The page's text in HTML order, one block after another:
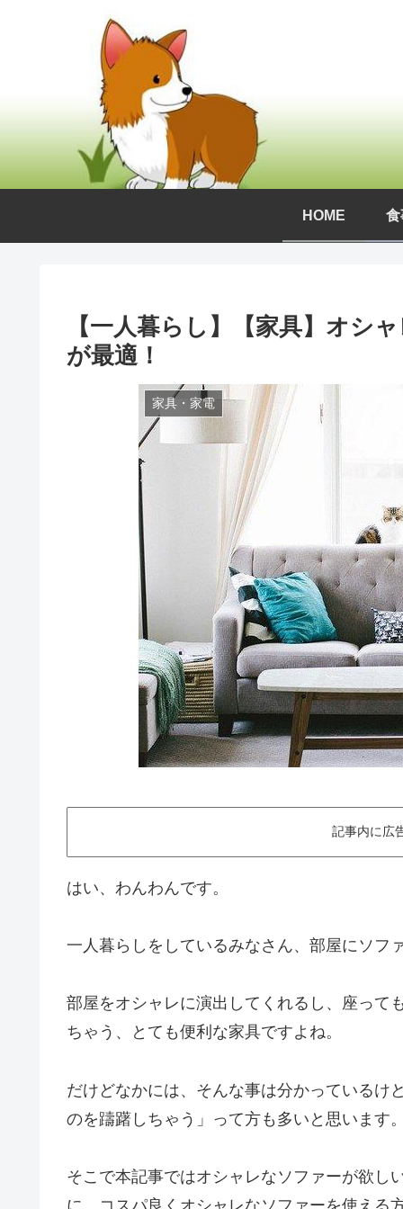
HOME 食
【一人暮らし】【家具】オシ
が最適！
家具・家電
記事内に広
はい、わんわんです。
一人暮らしをしているみなさん、部屋にソフ
部屋をオシャレに演出してくれるし、座って
ちゃう、とても便利な家具ですよね。
だけどなかには、そんな事は分かっているけ
のを躊躇しちゃう」って方も多いと思います
そこで本記事ではオシャレなソファーが欲し